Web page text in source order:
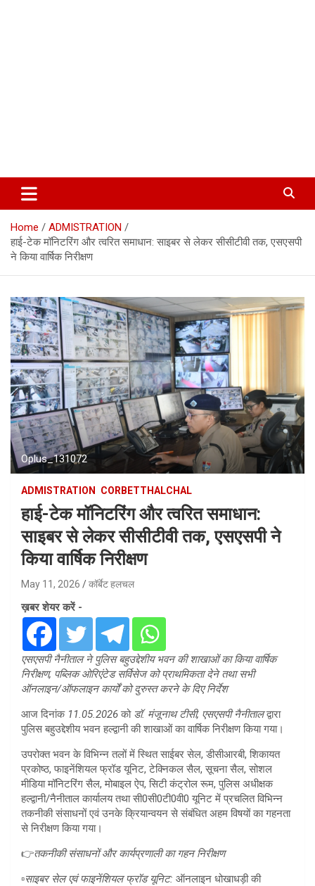
Corbett Halchal (कॉर्बेट हलचल)
Home
ADMISTRATION
हाई-टेक मॉनिटरिंग और त्वरित समाधान: साइबर से लेकर सीसीटीवी तक, एसएसपी
ने किया वार्षिक निरीक्षण
Oplus_131072
ADMISTRATION CORBETTHALCHAL
हाई-टेक मॉनिटरिंग और त्वरित समाधान:
साइबर से लेकर सीसीटीवी तक, एसएसपी ने
किया वार्षिक निरीक्षण
May 11, 2026 कॉर्बेट हलचल
ख़बर शेयर करें -
एसएसपी नैनीताल ने पुलिस बहुउद्देशीय भवन की शाखाओं का किया वार्षिक
निरीक्षण, पब्लिक ओरिएंटेड सर्विसेज को प्राथमिकता देने तथा सभी
ऑनलाइन/ऑफलाइन कार्यों को दुरुस्त करने के दिए निर्देश
आज दिनांक 11.05.2026को डॉ. मंजूनाथ टीसी, एसएसपी नैनीतालद्वारा
पुलिस बहुउद्देशीय भवन हल्द्वानी की शाखाओं का वार्षिक निरीक्षण किया गया।
उपरोक्त भवन के विभिन्न तलों में स्थित साईबर सेल, डीसीआरबी, शिकायत
प्रकोष्ठ, फाइनेंशियल फ्रॉड यूनिट, टेक्निकल सैल, सूचना सैल, सोशल
मीडिया मॉनिटरिंग सैल, मोबाइल ऐप, सिटी कंट्रोल रूम, पुलिस अधीक्षक
हल्द्वानी/नैनीताल कार्यालय तथा सी0सी0टी0वी0 यूनिट में प्रचलित विभिन्न
तकनीकी संसाधनों एवं उनके क्रियान्वयन से संबंधित अहम विषयों का गहनता
से निरीक्षण किया गया।
👉तकनीकी संसाधनों और कार्यप्रणाली का गहन निरीक्षण
▫️साइबर सेल एवं फाइनेंशियल फ्रॉड यूनिट: ऑनलाइन धोखाधड़ी की